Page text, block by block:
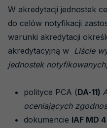
W akredytacji jednostek
do celów notyfikacji
warunki akredytacji
akredytacyjną w Liście
jednostek notyfikowanych,
polityce PCA (DA-11)
oceniających
dokumencie IAF MD 4